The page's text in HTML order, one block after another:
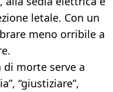
letale. Con un
meno orribile a
morte serve a
“giustiziare”,